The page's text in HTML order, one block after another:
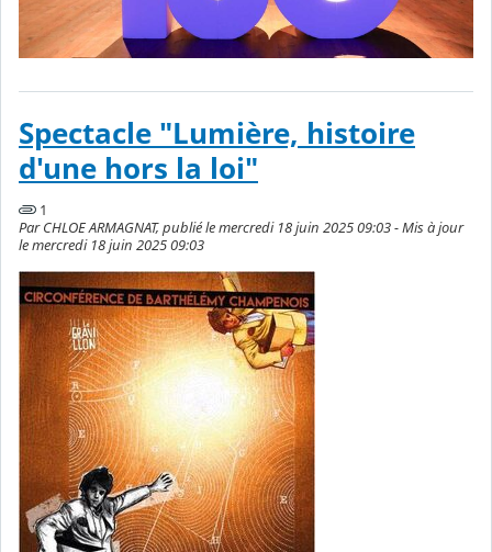
Spectacle "Lumière, histoire
d'une hors la loi"
1
Par CHLOE ARMAGNAT, publié le mercredi 18 juin 2025 09:03 - Mis à jour
le mercredi 18 juin 2025 09:03